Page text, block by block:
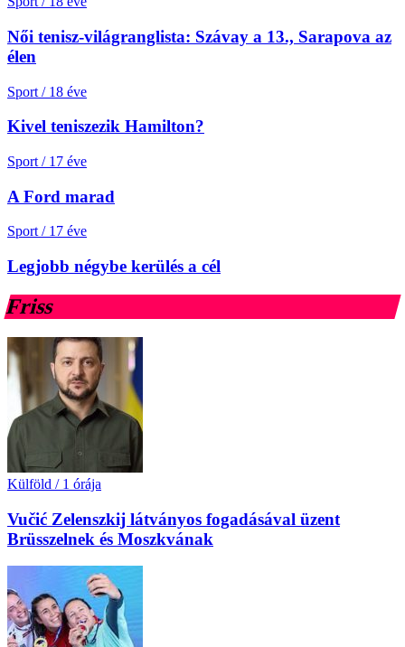
Női tenisz-világranglista: Szávay a 13., Sarapova az
élen
Sport / 18 éve
Kivel teniszezik Hamilton?
Sport / 17 éve
A Ford marad
Sport / 17 éve
Legjobb négybe kerülés a cél
Friss
Külföld / 1 órája
Vučić Zelenszkij látványos fogadásával üzent
Brüsszelnek és Moszkvának